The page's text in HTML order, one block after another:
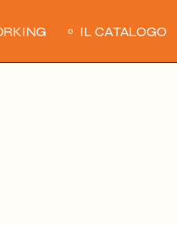
IL CATALOGO